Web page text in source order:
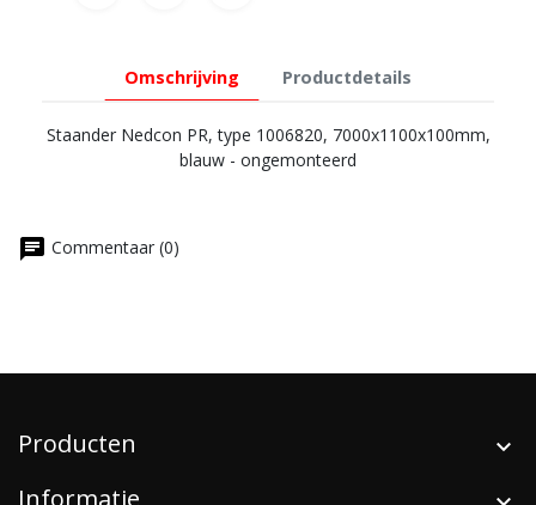
Omschrijving Productdetails
Staander Nedcon PR, type 1006820, 7000x1100x100mm,
blauw - ongemonteerd
chat Commentaar (0)
Producten
Informatie